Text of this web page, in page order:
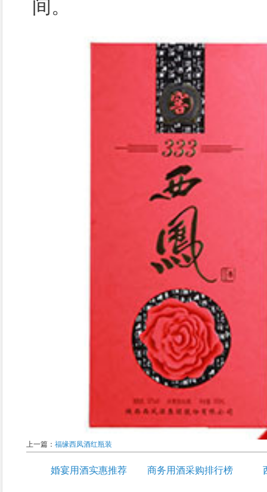
间。
上一篇： 福缘西凤酒红瓶装
婚宴用酒实惠推荐 商务用酒采购排行榜